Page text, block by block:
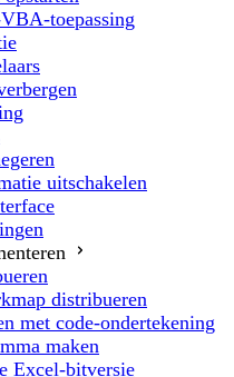
toepassing
uitschakelen
distribueren
met code-ondertekening
maken
Excel-bitversie